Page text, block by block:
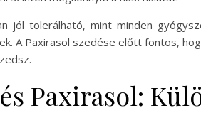
jól tolerálható, mint minden
A Paxirasol szedése előtt fontos,
Paxirasol: